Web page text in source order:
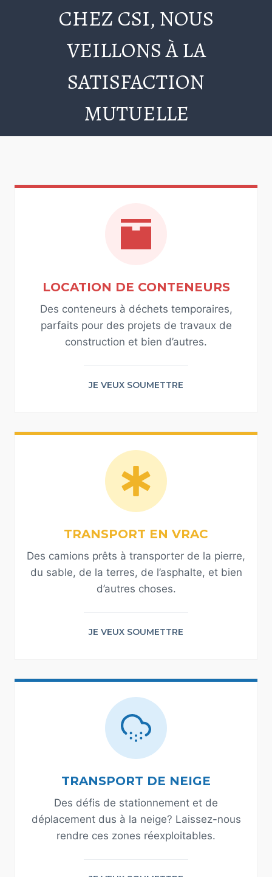
CHEZ CSI, NOUS
VEILLONS À LA
SATISFACTION
MUTUELLE
LOCATION DE CONTENEURS
Des conteneurs à déchets temporaires,
parfaits pour des projets de travaux de
construction et bien d’autres.
JE VEUX SOUMETTRE
TRANSPORT EN VRAC
Des camions prêts à transporter de la pierre,
du sable, de la terres, de l’asphalte, et bien
d’autres choses.
JE VEUX SOUMETTRE
TRANSPORT DE NEIGE
Des défis de stationnement et de
déplacement dus à la neige? Laissez-nous
rendre ces zones réexploitables.